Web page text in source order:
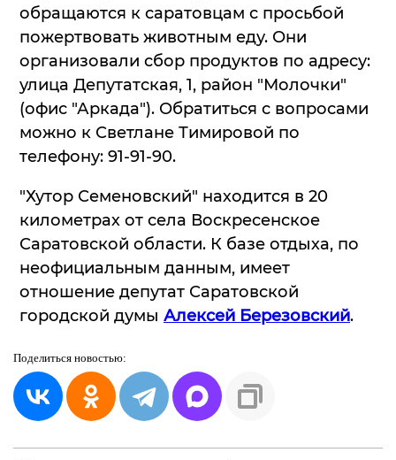
обращаются к саратовцам с просьбой
пожертвовать животным еду. Они
организовали сбор продуктов по адресу:
улица Депутатская, 1, район "Молочки"
(офис "Аркада"). Обратиться с вопросами
можно к Светлане Тимировой по
телефону: 91-91-90.
"Хутор Семеновский" находится в 20
километрах от села Воскресенское
Саратовской области. К базе отдыха, по
неофициальным данным, имеет
отношение депутат Саратовской
городской думы Алексей Березовский.
Поделиться новостью: